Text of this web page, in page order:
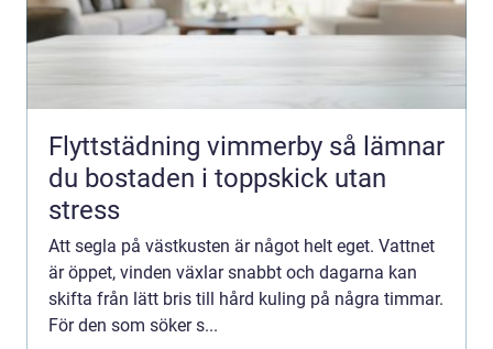
Flyttstädning vimmerby så lämnar
du bostaden i toppskick utan
stress
Att segla på västkusten är något helt eget. Vattnet
är öppet, vinden växlar snabbt och dagarna kan
skifta från lätt bris till hård kuling på några timmar.
För den som söker s...